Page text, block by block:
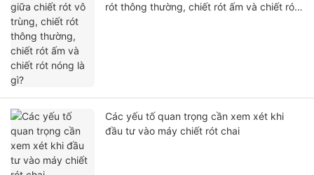
rót thông thường, chiết rót ấm và chiết rót
Các yếu tố quan trọng cần xem xét khi
đầu tư vào máy chiết rót chai